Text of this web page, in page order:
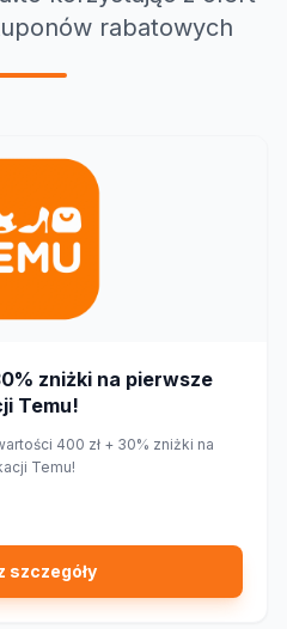
rabatowych
zniżki na pierwsze
Temu!
400 zł + 30% zniżki na
Temu!
szczegóły